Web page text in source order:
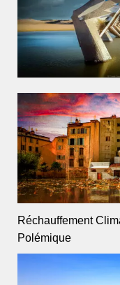
Réchauffement
Polémique